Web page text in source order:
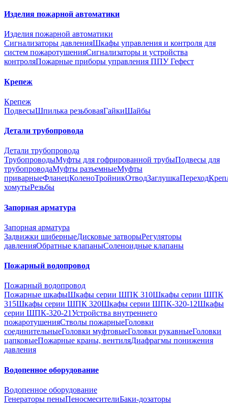
Изделия пожарной автоматики
Изделия пожарной автоматики
Сигнализаторы давленияШкафы управления и контроля для
систем пожаротушенияСигнализаторы и устройства
контроляПожарные приборы управления ППУ Гефест
Крепеж
Крепеж
ПодвесыШпилька резьбоваяГайкиШайбы
Детали трубопровода
Детали трубопровода
ТрубопроводыМуфты для гофрированной трубыПодвесы для
трубопроводаМуфты разъемныеМуфты
приварныеФланецКоленоТройникОтводЗаглушкаПереход
хомутыРезьбы
Запорная арматура
Запорная арматура
Задвижки шиберныеДисковые затворыРегуляторы
давленияОбратные клапаныСоленоидные клапаны
Пожарный водопровод
Пожарный водопровод
Пожарные шкафыШкафы серии ШПК 310Шкафы серии ШПК
315Шкафы серии ШПК 320Шкафы серии ШПК-320-12Шкафы
серии ШПК-320-21Устройства внутреннего
пожаротушенияСтволы пожарныеГоловки
соединительныеГоловки муфтовыеГоловки рукавныеГоловки
цапковыеПожарные краны, вентиляДиафрагмы понижения
давления
Водопенное оборудование
Водопенное оборудование
Генераторы пеныПеносмесителиБаки-дозаторы